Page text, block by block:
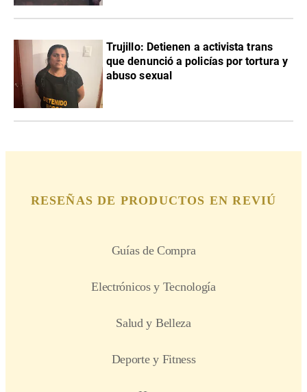
Trujillo: Detienen a activista trans
que denunció a policías por tortura y
abuso sexual